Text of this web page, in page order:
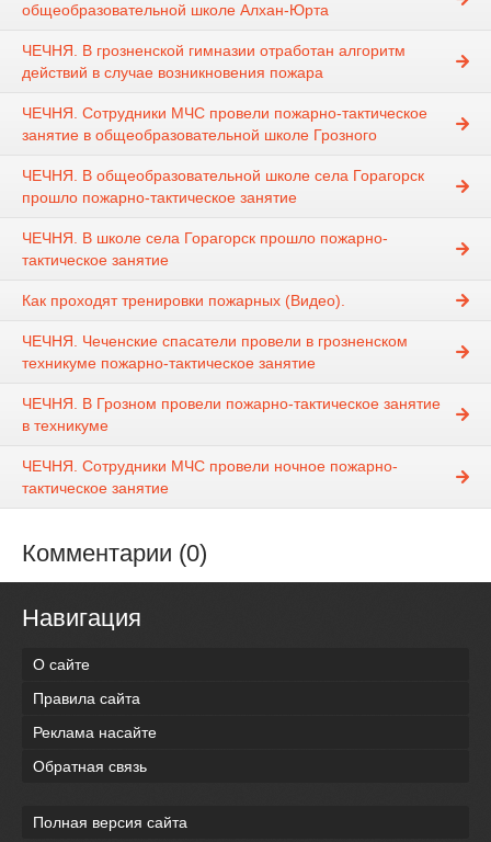
общеобразовательной школе Алхан-Юрта
ЧЕЧНЯ. В грозненской гимназии отработан алгоритм
действий в случае возникновения пожара
ЧЕЧНЯ. Сотрудники МЧС провели пожарно-тактическое
занятие в общеобразовательной школе Грозного
ЧЕЧНЯ. В общеобразовательной школе села Горагорск
прошло пожарно-тактическое занятие
ЧЕЧНЯ. В школе села Горагорск прошло пожарно-
тактическое занятие
Как проходят тренировки пожарных (Видео).
ЧЕЧНЯ. Чеченские спасатели провели в грозненском
техникуме пожарно-тактическое занятие
ЧЕЧНЯ. В Грозном провели пожарно-тактическое занятие
в техникуме
ЧЕЧНЯ. Сотрудники МЧС провели ночное пожарно-
тактическое занятие
Комментарии (0)
Навигация
О сайте
Правила сайта
Реклама насайте
Обратная связь
Полная версия сайта